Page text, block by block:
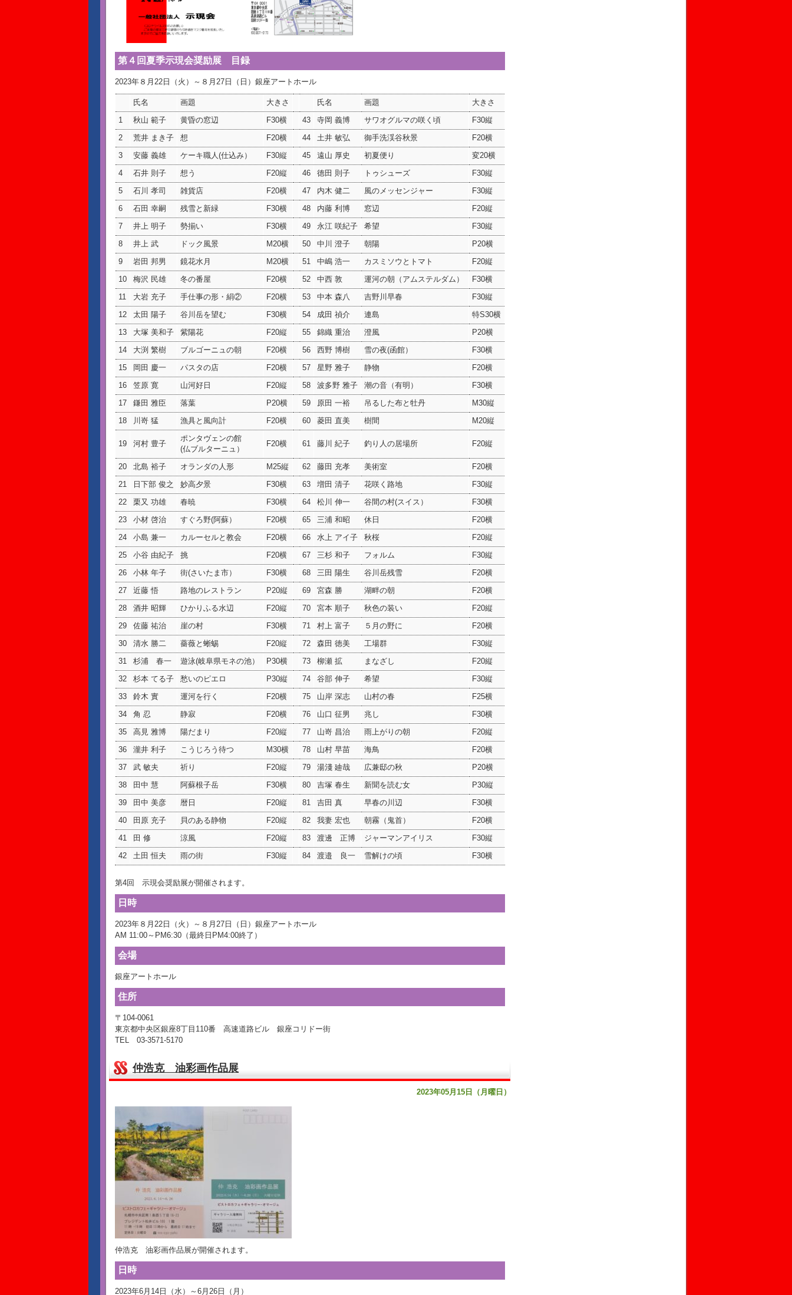
第４回夏季示現会奨励展 目録
2023年８月22日（火）～８月27日（日）銀座アートホール
氏名 画題 大きさ 氏名 画題
大きさ
1
秋山 範子 黄昏の窓辺 F30横 43 寺岡 義博 サワオグルマの咲く頃
F30縦
2
荒井 まき子 想 F20横 44 土井 敏弘 御手洗渓谷秋景
F20横
3
安藤 義雄 ケーキ職人(仕込み） F30縦 45 遠山 厚史 初夏便り
変20横
4
石井 則子 想う F20縦 46 徳田 則子 トゥシューズ
F30縦
5
石川 孝司 雑貨店 F20横 47 内木 健二 風のメッセンジャー
F30縦
6
石田 幸嗣 残雪と新緑 F30横 48 内藤 利博 窓辺
F20縦
7
井上 明子 勢揃い F30横 49 永江 咲紀子 希望
F30縦
8
井上 武 ドック風景 M20横 50 中川 澄子 朝陽
P20横
9
岩田 邦男 鏡花水月 M20横 51 中嶋 浩一 カスミソウとトマト
F20縦
10
梅沢 民雄 冬の番屋 F20横 52 中西 敦 運河の朝（アムステルダム）
F30横
11
大岩 充子 手仕事の形・絹② F20横 53 中本 森八 吉野川早春
F30縦
12
太田 陽子 谷川岳を望む F30横 54 成田 禎介 連島
特S30横
13
大塚 美和子 紫陽花 F20縦 55 錦織 重治 澄風
P20横
14
大渕 繁樹 ブルゴーニュの朝 F20横 56 西野 博樹 雪の夜(函館）
F30横
15
岡田 慶一 パスタの店 F20横 57 星野 雅子 静物
F20横
16
笠原 寛 山河好日 F20縦 58 波多野 雅子 潮の音（有明）
F30横
17
鎌田 雅臣 落葉 P20横 59 原田 一裕 吊るした布と牡丹
M30縦
18
川嵜 猛 漁具と風向計 F20横 60 菱田 直美 樹間 M20縦
19 河村 豊子
ポンタヴェンの館
(仏ブルターニュ）
F20横 61 藤川 紀子 釣り人の居場所 F20縦
20 北島 裕子 オランダの人形 M25縦 62 藤田 充孝 美術室
F20横
21
日下部 俊之 妙高夕景 F30横 63 増田 清子 花咲く路地
F30縦
22
栗又 功雄 春暁 F30横 64 松川 伸一 谷間の村(スイス）
F30横
23
小材 啓治 すぐろ野(阿蘇） F20横 65 三浦 和昭 休日
F20横
24
小島 兼一 カルーセルと教会 F20横 66 水上 アイ子 秋桜
F20縦
25
小谷 由紀子 挑 F20横 67 三杉 和子 フォルム
F30縦
26
小林 年子 街(さいたま市） F30横 68 三田 陽生 谷川岳残雪
F20横
27
近藤 悟 路地のレストラン P20縦 69 宮森 勝 湖畔の朝
F20横
28
酒井 昭輝 ひかりふる水辺 F20縦 70 宮本 順子 秋色の装い
F20縦
29
佐藤 祐治 崖の村 F30横 71 村上 富子 ５月の野に
F20横
30
清水 勝二 薔薇と蜥蜴 F20縦 72 森田 徳美 工場群
F30縦
31
杉浦 春一 遊泳(岐阜県モネの池） P30横 73 柳瀬 拡 まなざし
F20縦
32
杉本 てる子 愁いのピエロ P30縦 74 谷部 伸子 希望
F30縦
33
鈴木 實 運河を行く F20横 75 山岸 深志 山村の春
F25横
34
角 忍 静寂 F20横 76 山口 征男 兆し
F30横
35
高見 雅博 陽だまり F20縦 77 山嵜 昌治 雨上がりの朝
F20縦
36
瀧井 利子 こうじろう待つ M30横 78 山村 早苗 海鳥
F20横
37
武 敏夫 祈り F20縦 79 湯淺 廸哉 広兼邸の秋
P20横
38
田中 慧 阿蘇根子岳 F30横 80 吉塚 春生 新聞を読む女
P30縦
39
田中 美彦 暦日 F20縦 81 吉田 真 早春の川辺
F30横
40
田原 充子 貝のある静物 F20縦 82 我妻 宏也 朝霧（鬼首）
F20横
41
田 修 涼風 F20縦 83 渡邊 正博 ジャーマンアイリス
F30縦
42
土田 恒夫 雨の街 F30縦 84 渡邉 良一 雪解けの頃 F30横
第4回 示現会奨励展が開催されます。
日時
2023年８月22日（火）～８月27日（日）銀座アートホール
AM 11:00～PM6:30（最終日PM4:00終了）
会場
銀座アートホール
住所
〒104-0061
東京都中央区銀座8丁目110番 高速道路ビル 銀座コリドー街
TEL 03-3571-5170
仲浩克 油彩画作品展
2023年05月15日（月曜日）
仲浩克 油彩画作品展が開催されます。
日時
2023年6月14日（水）～6月26日（月）